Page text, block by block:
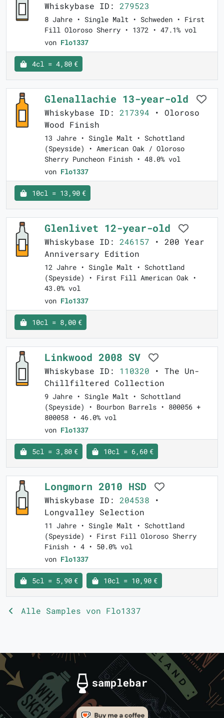
Whiskybase ID: 279523
8 Jahre • Single Malt • Schweden • First
Fill Oloroso Sherry • 1372 • 47.1% vol
von Flo1337
4cl = 4,80 €
Glenallachie 13-year-old
Whiskybase ID: 217394 • Oloroso
Wood Finish
13 Jahre • Single Malt • Schottland
(Speyside) • American Oak / Oloroso
Sherry Puncheon Finish • 48.0% vol
von Flo1337
10cl = 13,90 €
Glenlivet 12-year-old
Whiskybase ID: 246157 • 200 Year
Anniversary Edition
12 Jahre • Single Malt • Schottland
(Speyside) • First Fill American Oak •
43.0% vol
von Flo1337
10cl = 8,00 €
Linkwood 2008 SV
Whiskybase ID: 110320 • The Un-
Chillfiltered Collection
9 Jahre • Single Malt • Schottland
(Speyside) • Bourbon Barrels • 800056 +
800058 • 46.0% vol
von Flo1337
5cl = 3,80 € 10cl = 6,60 €
Longmorn 2010 HSD
Whiskybase ID: 204538 •
Longvalley Selection
11 Jahre • Single Malt • Schottland
(Speyside) • First Fill Oloroso Sherry
Finish • 4 • 50.0% vol
von Flo1337
5cl = 5,90 € 10cl = 10,90 €
Alle Samples von Flo1337